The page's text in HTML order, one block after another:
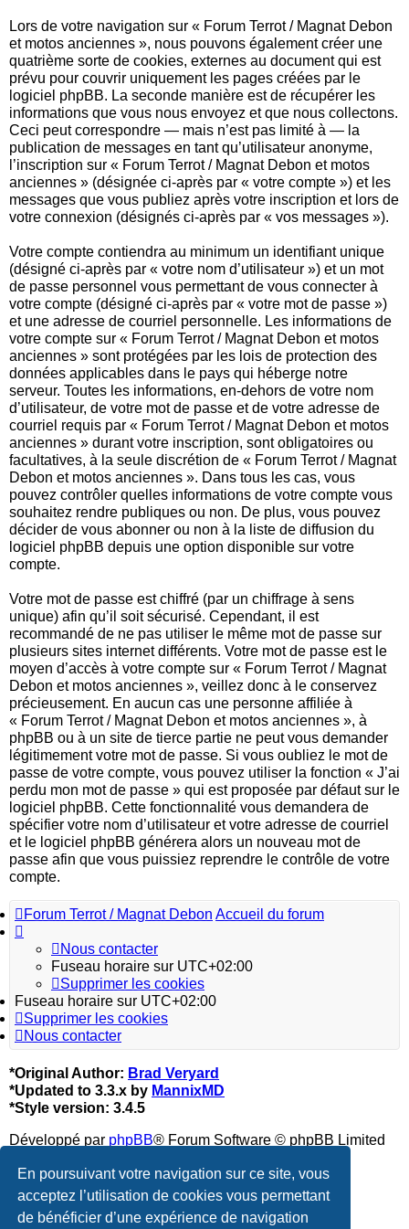
En poursuivant votre navigation sur ce site, vous
acceptez l’utilisation de cookies vous permettant
de bénéficier d’une expérience de navigation
Lors de votre navigation sur « Forum Terrot / Magnat Debon
et motos anciennes », nous pouvons également créer une
quatrième sorte de cookies, externes au document qui est
prévu pour couvrir uniquement les pages créées par le
logiciel phpBB. La seconde manière est de récupérer les
informations que vous nous envoyez et que nous collectons.
Ceci peut correspondre — mais n’est pas limité à — la
publication de messages en tant qu’utilisateur anonyme,
l’inscription sur « Forum Terrot / Magnat Debon et motos
anciennes » (désignée ci-après par « votre compte ») et les
messages que vous publiez après votre inscription et lors de
votre connexion (désignés ci-après par « vos messages »).
Votre compte contiendra au minimum un identifiant unique
(désigné ci-après par « votre nom d’utilisateur ») et un mot
de passe personnel vous permettant de vous connecter à
votre compte (désigné ci-après par « votre mot de passe »)
et une adresse de courriel personnelle. Les informations de
votre compte sur « Forum Terrot / Magnat Debon et motos
anciennes » sont protégées par les lois de protection des
données applicables dans le pays qui héberge notre
serveur. Toutes les informations, en-dehors de votre nom
d’utilisateur, de votre mot de passe et de votre adresse de
courriel requis par « Forum Terrot / Magnat Debon et motos
anciennes » durant votre inscription, sont obligatoires ou
facultatives, à la seule discrétion de « Forum Terrot / Magnat
Debon et motos anciennes ». Dans tous les cas, vous
pouvez contrôler quelles informations de votre compte vous
souhaitez rendre publiques ou non. De plus, vous pouvez
décider de vous abonner ou non à la liste de diffusion du
logiciel phpBB depuis une option disponible sur votre
compte.
Votre mot de passe est chiffré (par un chiffrage à sens
unique) afin qu’il soit sécurisé. Cependant, il est
recommandé de ne pas utiliser le même mot de passe sur
plusieurs sites internet différents. Votre mot de passe est le
moyen d’accès à votre compte sur « Forum Terrot / Magnat
Debon et motos anciennes », veillez donc à le conservez
précieusement. En aucun cas une personne affiliée à
« Forum Terrot / Magnat Debon et motos anciennes », à
phpBB ou à un site de tierce partie ne peut vous demander
légitimement votre mot de passe. Si vous oubliez le mot de
passe de votre compte, vous pouvez utiliser la fonction « J’ai
perdu mon mot de passe » qui est proposée par défaut sur le
logiciel phpBB. Cette fonctionnalité vous demandera de
spécifier votre nom d’utilisateur et votre adresse de courriel
et le logiciel phpBB générera alors un nouveau mot de
passe afin que vous puissiez reprendre le contrôle de votre
compte.
Forum Terrot / Magnat Debon Accueil du forum
Nous contacter
Fuseau horaire sur UTC+02:00
Supprimer les cookies
Fuseau horaire sur UTC+02:00
Supprimer les cookies
Nous contacter
*Original Author: Brad Veryard
*Updated to 3.3.x by MannixMD
*Style version: 3.4.5
Développé par phpBB® Forum Software © phpBB Limited
Traduction française officielle©Qiaeru
Confidentialité |Conditions